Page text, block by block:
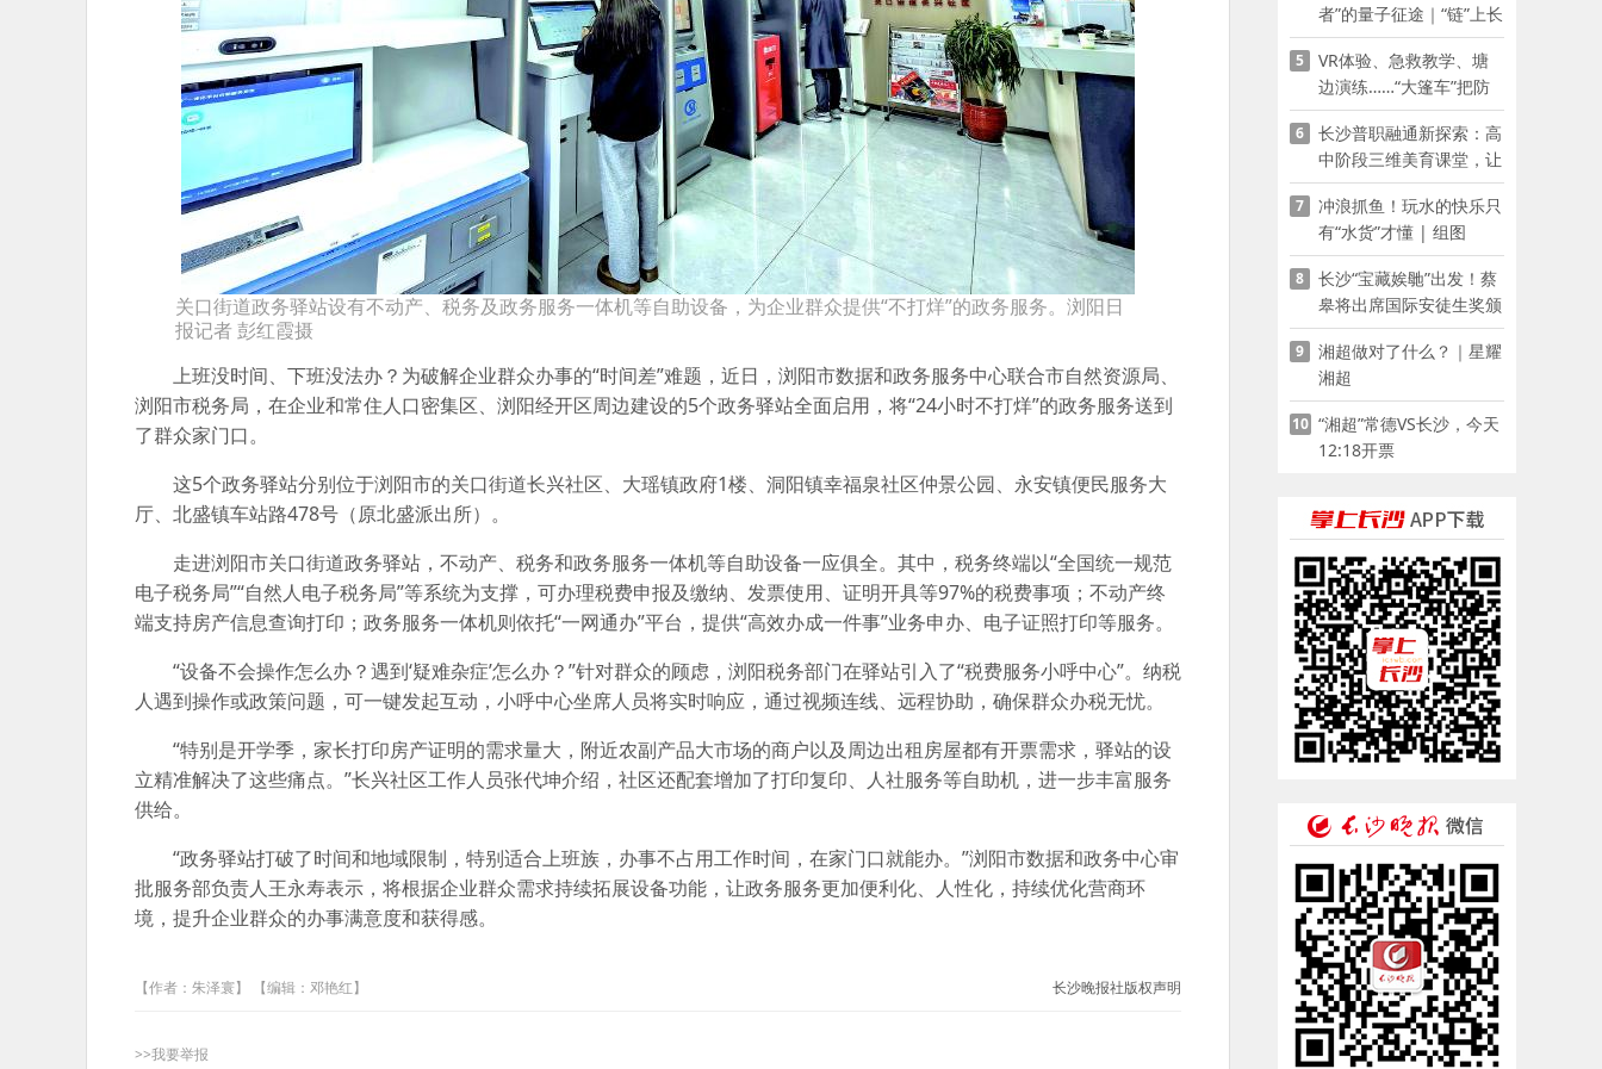
关口街道政务驿站设有不动产、税务及政务服务一体机等自助设备，为企业群众提供“不打烊”的政务服务。浏阳日
报记者 彭红霞摄
上班没时间、下班没法办？为破解企业群众办事的“时间差”难题，近日，浏阳市数据和政务服务中心联合市自然资源局、
浏阳市税务局，在企业和常住人口密集区、浏阳经开区周边建设的5个政务驿站全面启用，将“24小时不打烊”的政务服务送到
了群众家门口。
这5个政务驿站分别位于浏阳市的关口街道长兴社区、大瑶镇政府1楼、洞阳镇幸福泉社区仲景公园、永安镇便民服务大
厅、北盛镇车站路478号（原北盛派出所）。
走进浏阳市关口街道政务驿站，不动产、税务和政务服务一体机等自助设备一应俱全。其中，税务终端以“全国统一规范
电子税务局”“自然人电子税务局”等系统为支撑，可办理税费申报及缴纳、发票使用、证明开具等97%的税费事项；不动产终
端支持房产信息查询打印；政务服务一体机则依托“一网通办”平台，提供“高效办成一件事”业务申办、电子证照打印等服务。
“设备不会操作怎么办？遇到‘疑难杂症’怎么办？”针对群众的顾虑，浏阳税务部门在驿站引入了“税费服务小呼中心”。纳税
人遇到操作或政策问题，可一键发起互动，小呼中心坐席人员将实时响应，通过视频连线、远程协助，确保群众办税无忧。
“特别是开学季，家长打印房产证明的需求量大，附近农副产品大市场的商户以及周边出租房屋都有开票需求，驿站的设
立精准解决了这些痛点。”长兴社区工作人员张代坤介绍，社区还配套增加了打印复印、人社服务等自助机，进一步丰富服务
供给。
“政务驿站打破了时间和地域限制，特别适合上班族，办事不占用工作时间，在家门口就能办。”浏阳市数据和政务中心审
批服务部负责人王永寿表示，将根据企业群众需求持续拓展设备功能，让政务服务更加便利化、人性化，持续优化营商环
境，提升企业群众的办事满意度和获得感。
【作者：朱泽寰】 【编辑：邓艳红】 长沙晚报社版权声明
>>我要举报
者”的量子征途｜“链”上长
沙 “才”够硬核
5
VR体验、急救教学、塘
边演练……“大篷车”把防
溺水课堂搬到乡村青少年
家门口
6
长沙普职融通新探索：高
中阶段三维美育课堂，让
少年向美而生
7
冲浪抓鱼！玩水的快乐只
有“水货”才懂 | 组图
8
长沙“宝藏娭毑”出发！蔡
皋将出席国际安徒生奖颁
奖典礼并领奖
9
湘超做对了什么？｜星耀
湘超
10 “湘超”常德VS长沙，今天
12:18开票